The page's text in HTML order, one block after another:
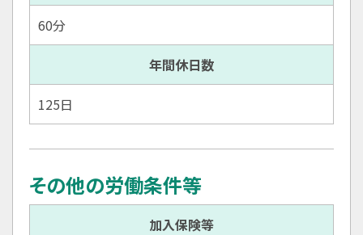
60分
年間休日数
125日
その他の労働条件等
加入保険等